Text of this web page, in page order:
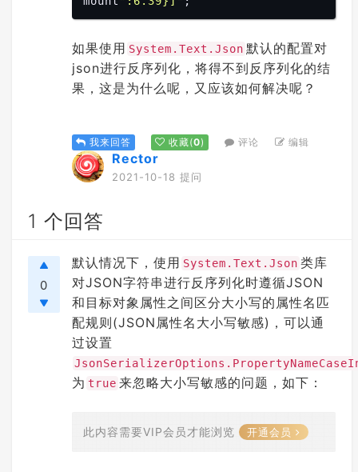
如果使用 System.Text.Json 默认的配置对
json进行反序列化，将得不到反序列化的结
果，这是为什么呢，又应该如何解决呢？
我来回答 收藏(0) 评论 编辑
Rector
2021-10-18 提问
1 个回答
0
默认情况下，使用 System.Text.Json 类库
对JSON字符串进行反序列化时遵循JSON
和目标对象属性之间区分大小写的属性名匹
配规则(JSON属性名大小写敏感)，可以通
过设置
为 true 来忽略大小写敏感的问题，如下：
此内容需要VIP会员才能浏览 开通会员